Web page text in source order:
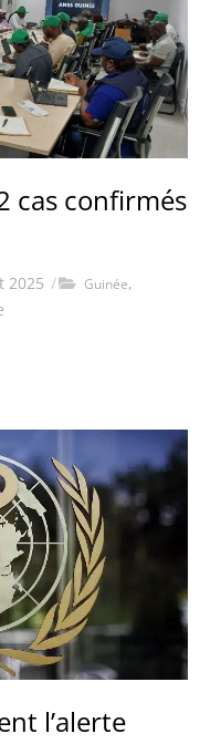
cas confirmés
2025 / Guinée,
l’alerte